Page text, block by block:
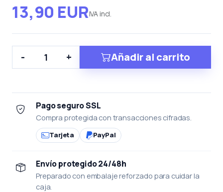
13,90 EURIVA incl.
- + Añadir al carrito
Pago seguro SSL
Compra protegida con transacciones cifradas.
Tarjeta PayPal
Envío protegido 24/48h
Preparado con embalaje reforzado para cuidar la
caja.